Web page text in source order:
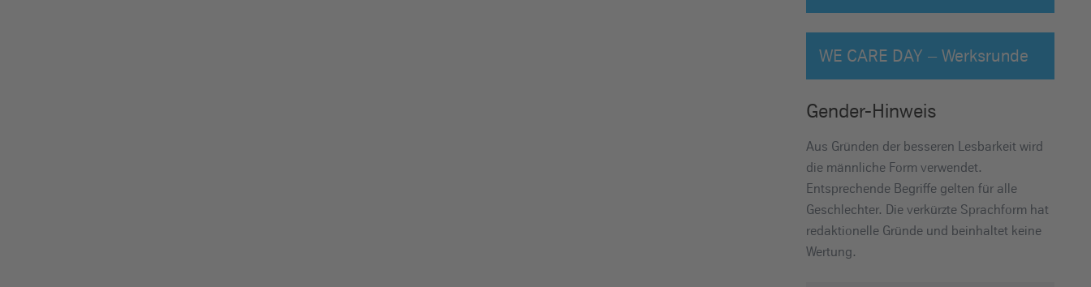
WE CARE DAY – Werksrunde
Gender-Hinweis
Aus Gründen der besseren Lesbarkeit wird
die männliche Form verwendet.
Entsprechende Begriffe gelten für alle
Geschlechter. Die verkürzte Sprachform hat
redaktionelle Gründe und beinhaltet keine
Wertung.